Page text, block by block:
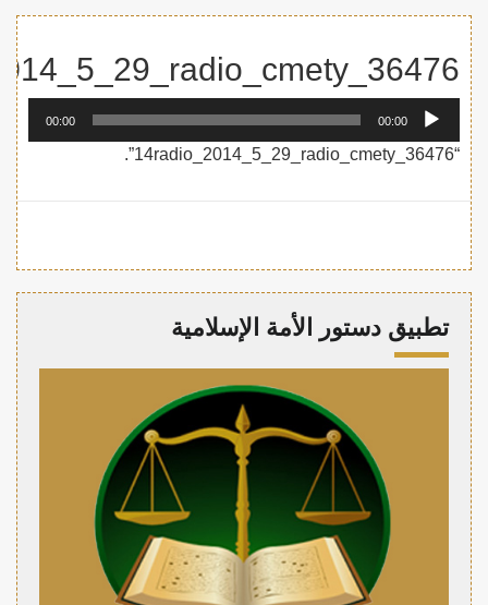
مشغل
00:00
00:00
“14radio_2014_5_29_radio_cmety_36476”.
تطبيق دستور الأمة الإسلامية